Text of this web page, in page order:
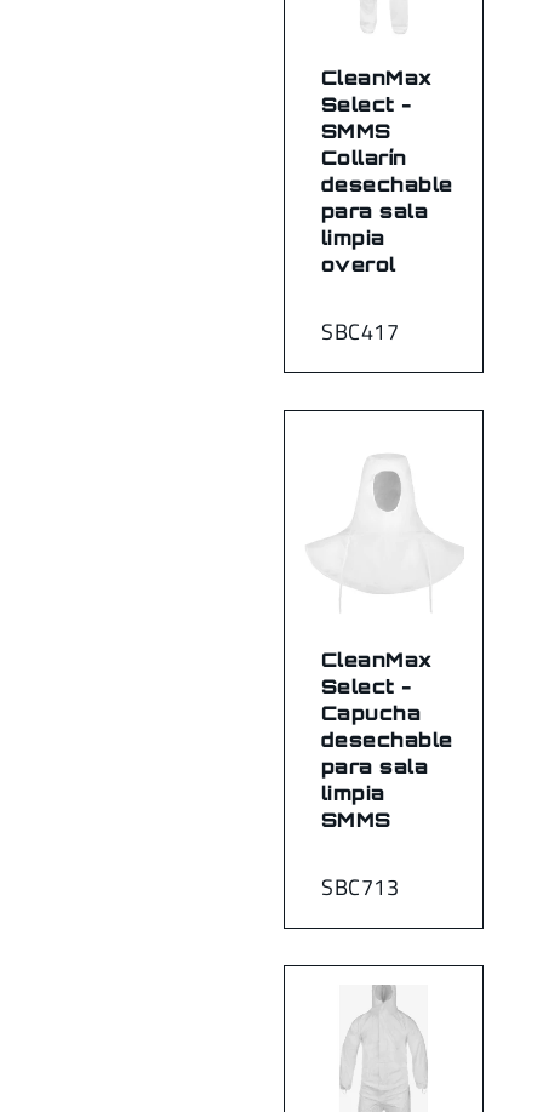
SBC417
CleanMax
Select -
SMMS
Collarín
desechable
para sala
limpia
overol
SBC713
CleanMax
Select -
Capucha
desechable
para sala
limpia
SMMS